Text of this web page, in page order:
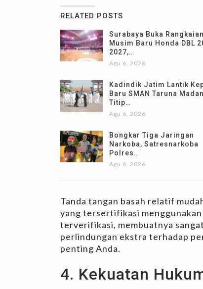
RELATED POSTS
Surabaya Buka Rangkaian
Musim Baru Honda DBL
2027,…
Agu 6, 2026
Kadindik Jatim Lantik
Baru SMAN Taruna
Titip…
Agu 6, 2026
Bongkar Tiga Jaringan
Narkoba, Satresnarkoba
Polres…
Agu 6, 2026
Tanda tangan basah relatif
yang tersertifikasi
terverifikasi, membuatnya
perlindungan ekstra terhadap
penting Anda.
4. Kekuatan